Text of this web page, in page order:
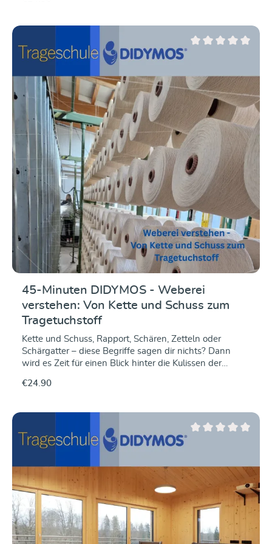
Kunstwerk macht. ich zeige dir meine liebsten
Tragetuch‑Finishes – leicht verständlich und sofort
umsetzbar. Lass dich inspirieren und entdecke, wie ein
besonderer Abschluss deinem Bindeerlebnis das
gewisse Etwas verleiht." Wann? 24.09.2026, 19.30
Uhr Dauer: ca. 45 Minuten Referentin: Rachael
DysonDer Kurs findet Online über die Plattform Zoom
statt. Der Kurs wird aufgezeichnet und kann auch im
Anschluss angeschaut werden.
45-Minuten DIDYMOS - Weberei
verstehen: Von Kette und Schuss zum
Tragetuchstoff
Kette und Schuss, Rapport, Schären, Zetteln oder
Schärgatter – diese Begriffe sagen dir nichts? Dann
wird es Zeit für einen Blick hinter die Kulissen der
den Weg eines Tragetuchs von der Garnspule bis zum
welche Aufgaben Kette und Schuss übernehmen und
welche Schritte notwendig sind, bevor ein Tragetuch
auf dem Webstuhl gewebt werden kann.Außerdem
werfen wir einen Blick auf die verschiedenen
Was macht Baumwolle so beliebt? Welche
Eigenschaften bringen Leinen, Hanf, Seide oder Tencel
mit? Und wie beeinflussen unterschiedliche Fasern Griff,
Tragekomfort und Pflegeeigenschaften eines
Tragetuchs?Ein spannender Einblick für alle, die mehr
über die Entstehung und die Besonderheiten
€24.90